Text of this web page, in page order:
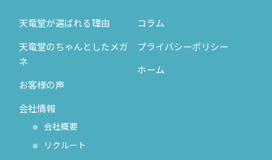
天竜堂が選ばれる理由
天竜堂のちゃんとしたメガ
ネ
お客様の声
会社情報
会社概要
リクルート
コラム
プライバシーポリシー
ホーム